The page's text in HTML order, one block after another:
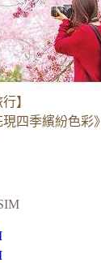
】
四季繽紛色彩》